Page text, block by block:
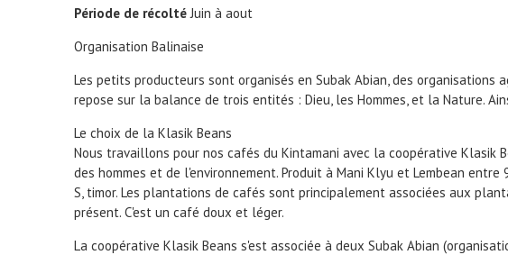
Période de récolté Juin à aout
Organisation Balinaise
Les petits producteurs sont organisés en Subak Abian, des
repose sur la balance de trois entités : Dieu, les Hommes, et la Nature.
Le choix de la Klasik Beans
Nous travaillons pour nos cafés du Kintamani avec la coopérative
des hommes et de l'environnement. Produit à Mani Klyu et Lembean
S, timor. Les plantations de cafés sont principalement associées aux
présent. C'est un café doux et léger.
La coopérative Klasik Beans s'est associée à deux Subak Abian